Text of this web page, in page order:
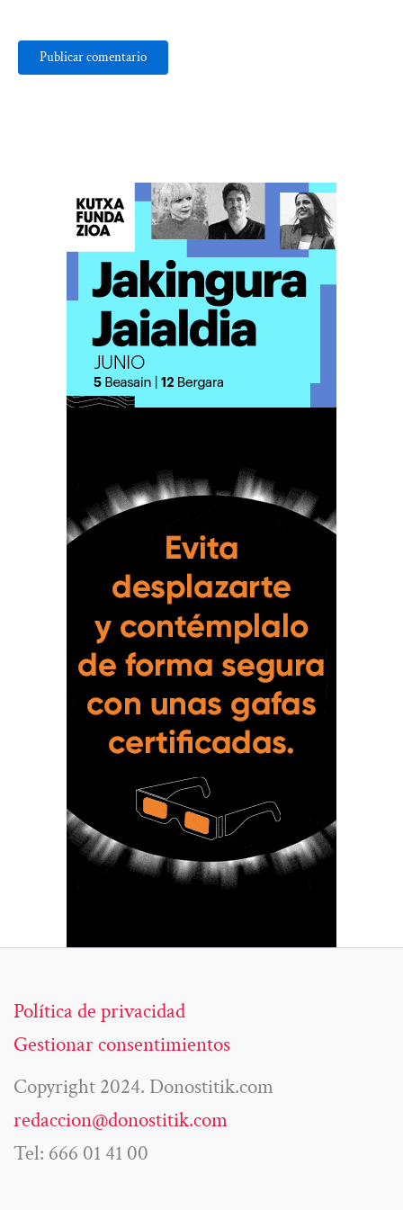
Política de privacidad
Gestionar consentimientos
Copyright 2024. Donostitik.com
redaccion@donostitik.com
Tel: 666 01 41 00